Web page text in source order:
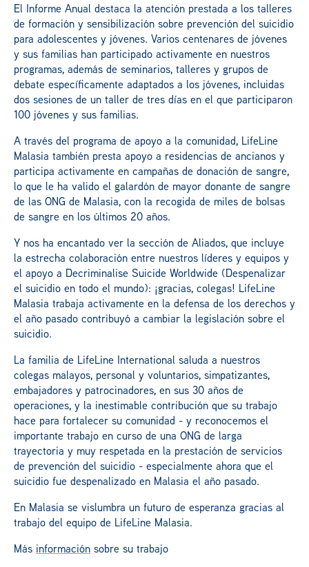
El Informe Anual destaca la atención prestada a los talleres
de formación y sensibilización sobre prevención del suicidio
para adolescentes y jóvenes. Varios centenares de jóvenes
y sus familias han participado activamente en nuestros
programas, además de seminarios, talleres y grupos de
debate específicamente adaptados a los jóvenes, incluidas
dos sesiones de un taller de tres días en el que participaron
100 jóvenes y sus familias.
A través del programa de apoyo a la comunidad, LifeLine
Malasia también presta apoyo a residencias de ancianos y
participa activamente en campañas de donación de sangre,
lo que le ha valido el galardón de mayor donante de sangre
de las ONG de Malasia, con la recogida de miles de bolsas
de sangre en los últimos 20 años.
Y nos ha encantado ver la sección de Aliados, que incluye
la estrecha colaboración entre nuestros líderes y equipos y
el apoyo a Decriminalise Suicide Worldwide (Despenalizar
el suicidio en todo el mundo): ¡gracias, colegas! LifeLine
Malasia trabaja activamente en la defensa de los derechos y
el año pasado contribuyó a cambiar la legislación sobre el
suicidio.
La familia de LifeLine International saluda a nuestros
colegas malayos, personal y voluntarios, simpatizantes,
embajadores y patrocinadores, en sus 30 años de
operaciones, y la inestimable contribución que su trabajo
hace para fortalecer su comunidad - y reconocemos el
importante trabajo en curso de una ONG de larga
trayectoria y muy respetada en la prestación de servicios
de prevención del suicidio - especialmente ahora que el
suicidio fue despenalizado en Malasia el año pasado.
En Malasia se vislumbra un futuro de esperanza gracias al
trabajo del equipo de LifeLine Malasia.
Más información sobre su trabajo